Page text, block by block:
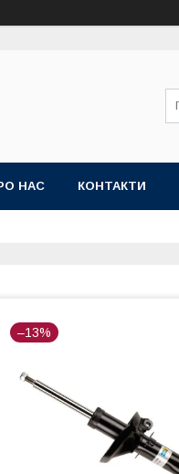
НАС КОНТАКТИ
–13%